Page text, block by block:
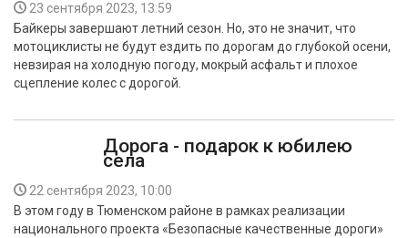
23 сентября 2023, 13:59
Байкеры завершают летний сезон. Но, это не значит, что
мотоциклисты не будут ездить по дорогам до глубокой осени,
невзирая на холодную погоду, мокрый асфальт и плохое
сцепление колес с дорогой.
Дорога - подарок к юбилею
села
22 сентября 2023, 10:00
В этом году в Тюменском районе в рамках реализации
национального проекта «Безопасные качественные дороги»